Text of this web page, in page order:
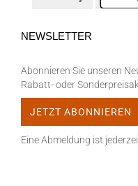
NEWSLETTER
Abonnieren Sie unseren
Rabatt- oder
Eine Abmeldung ist